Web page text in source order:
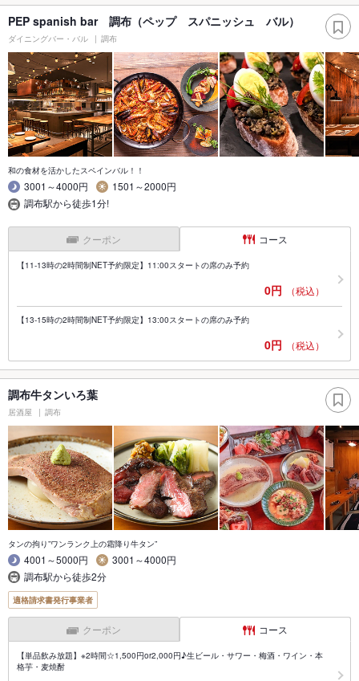
PEP spanish bar 調布（ペップ スパニッシュ バル）
ダイニングバー・バル 調布
和の食材を活かしたスペインバル！！
3001～4000円
1501～2000円
調布駅から徒歩1分!
クーポン コース
【11-13時の2時間制NET予約限定】11:00スタートの席のみ予約
0円 （税込）
【13-15時の2時間制NET予約限定】13:00スタートの席のみ予約
0円 （税込）
調布牛タンいろ葉
居酒屋 調布
タンの拘り”ワンランク上の霜降り牛タン”
4001～5000円
3001～4000円
調布駅から徒歩2分
適格請求書発行事業者
クーポン コース
【単品飲み放題】※2時間☆1,500円or2,000円♪生ビール・サワー・梅酒・ワイン・本
格芋・麦焼酎